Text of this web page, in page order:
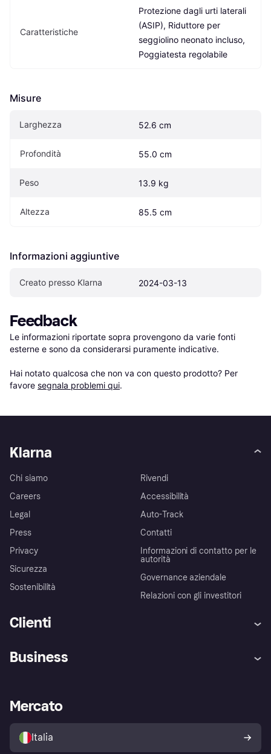
Caratteristiche
Protezione dagli urti laterali
(ASIP), Riduttore per
seggiolino neonato incluso,
Poggiatesta regolabile
Misure
Larghezza 52.6 cm
Profondità 55.0 cm
Peso 13.9 kg
Altezza 85.5 cm
Informazioni aggiuntive
Creato presso Klarna 2024-03-13
Feedback
Le informazioni riportate sopra provengono da varie fonti
esterne e sono da considerarsi puramente indicative.
Hai notato qualcosa che non va con questo prodotto? Per
favore segnala problemi qui.
Klarna
Chi siamo
Careers
Legal
Press
Privacy
Sicurezza
Sostenibilità
Rivendi
Accessibilità
Auto-Track
Contatti
Informazioni di contatto per le
autorità
Governance aziendale
Relazioni con gli investitori
Clienti
Assistenza
Esplora i negozi
Politica di protezione
dell'acquirente Klarna
Business
Accesso aziende
Mercato
Italia